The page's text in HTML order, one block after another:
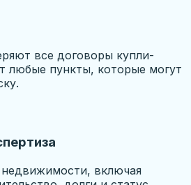
все договоры купли-
любые пункты, которые могут
включая